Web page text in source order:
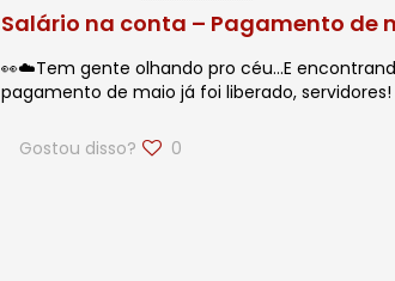
Salário na conta – Pagamento de
👀☁️Tem gente olhando pro céu…E encontrando
pagamento de maio já foi liberado, servidores!
Gostou disso? 0